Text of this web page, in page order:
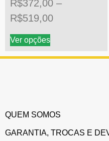
R$372,00 –
R$519,00
Ver opções
QUEM SOMOS
GARANTIA, TROCAS E